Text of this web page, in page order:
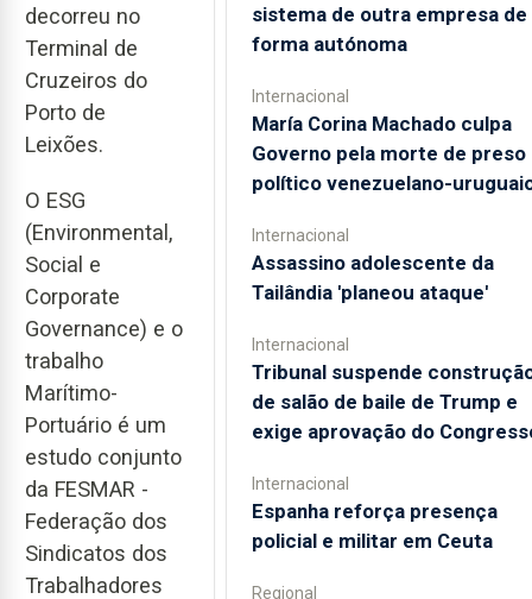
decorreu no
Terminal de
Cruzeiros do
Porto de
Leixões.
O ESG
(Environmental,
Social e
Corporate
Governance) e o
trabalho
Marítimo-
Portuário é um
estudo conjunto
da FESMAR -
Federação dos
Sindicatos dos
Trabalhadores
sistema de outra empresa de
forma autónoma
Internacional
María Corina Machado culpa
Governo pela morte de preso
político venezuelano-
Internacional
Assassino adolescente da
Tailândia 'planeou ataque'
Internacional
Tribunal suspende
de salão de baile de Trump e
exige aprovação do
Internacional
Espanha reforça presença
policial e militar em Ceuta
Regional